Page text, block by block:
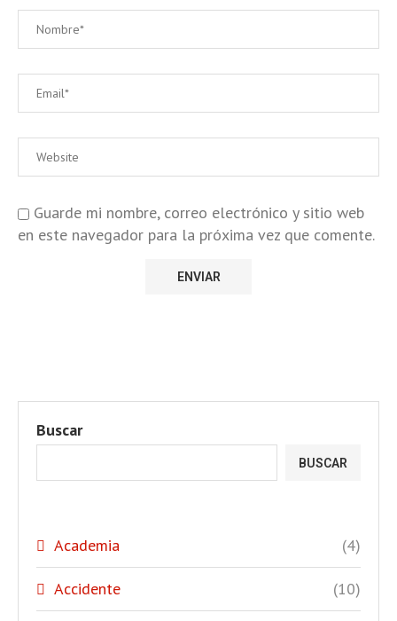
Guarde mi nombre, correo electrónico y sitio web
en este navegador para la próxima vez que comente.
Buscar
BUSCAR
Academia (4)
Accidente (10)